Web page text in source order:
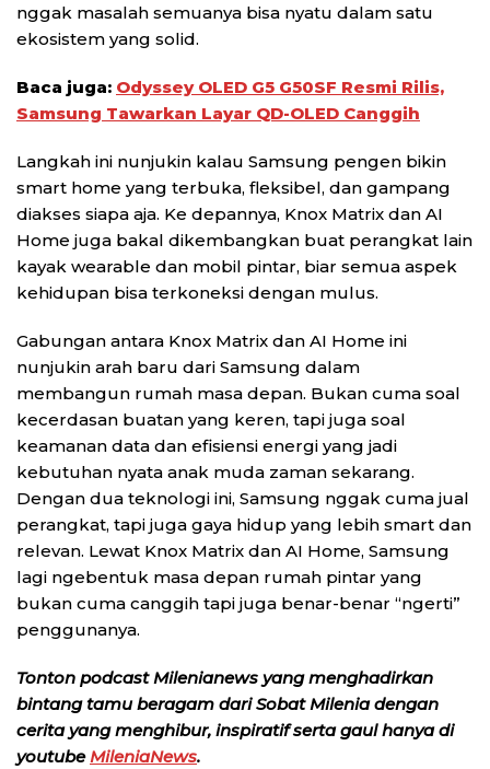
nggak masalah semuanya bisa nyatu dalam satu
ekosistem yang solid.
Baca juga: Odyssey OLED G5 G50SF Resmi Rilis,
Samsung Tawarkan Layar QD-OLED Canggih
Langkah ini nunjukin kalau Samsung pengen bikin
smart home yang terbuka, fleksibel, dan gampang
diakses siapa aja. Ke depannya, Knox Matrix dan AI
Home juga bakal dikembangkan buat perangkat lain
kayak wearable dan mobil pintar, biar semua aspek
kehidupan bisa terkoneksi dengan mulus.
Gabungan antara Knox Matrix dan AI Home ini
nunjukin arah baru dari Samsung dalam
membangun rumah masa depan. Bukan cuma soal
kecerdasan buatan yang keren, tapi juga soal
keamanan data dan efisiensi energi yang jadi
kebutuhan nyata anak muda zaman sekarang.
Dengan dua teknologi ini, Samsung nggak cuma jual
perangkat, tapi juga gaya hidup yang lebih smart dan
relevan. Lewat Knox Matrix dan AI Home, Samsung
lagi ngebentuk masa depan rumah pintar yang
bukan cuma canggih tapi juga benar-benar “ngerti”
penggunanya.
Tonton podcast Milenianews yang menghadirkan
bintang tamu beragam dari Sobat Milenia dengan
cerita yang menghibur, inspiratif serta gaul hanya di
youtubeMileniaNews.